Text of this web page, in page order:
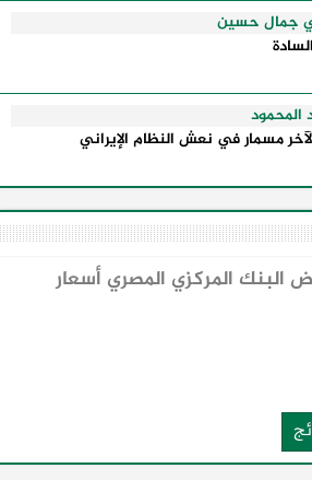
جمال حسين
المحمود
لآخر مسمار في نعش النظام الإيراني
المركزي المصري أسعار